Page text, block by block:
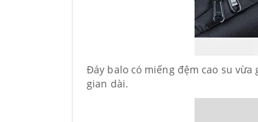
Đáy balo có miếng đệm cao su
gian dài.